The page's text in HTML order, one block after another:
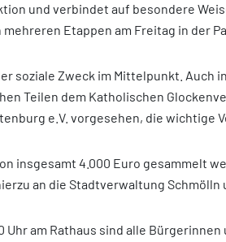
und verbindet auf besondere
Etappen am Freitag in der
soziale Zweck im Mittelpunkt. Auch
Teilen dem Katholischen
e.V. vorgesehen, die wichtige
insgesamt 4.000 Euro gesammelt
an die Stadtverwaltung Schmölln
am Rathaus sind alle